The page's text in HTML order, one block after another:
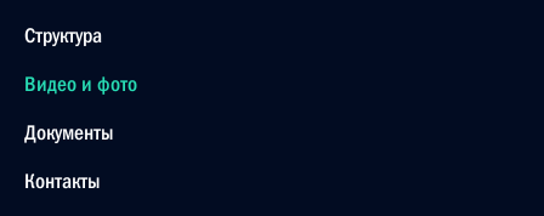
Структура
Видео и фото
Документы
Контакты